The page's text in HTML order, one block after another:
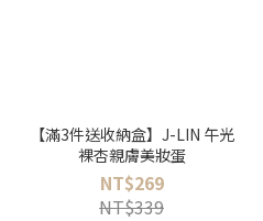
【滿3件送收納盒】J-LIN 午光
裸杏親膚美妝蛋
NT$269
NT$339